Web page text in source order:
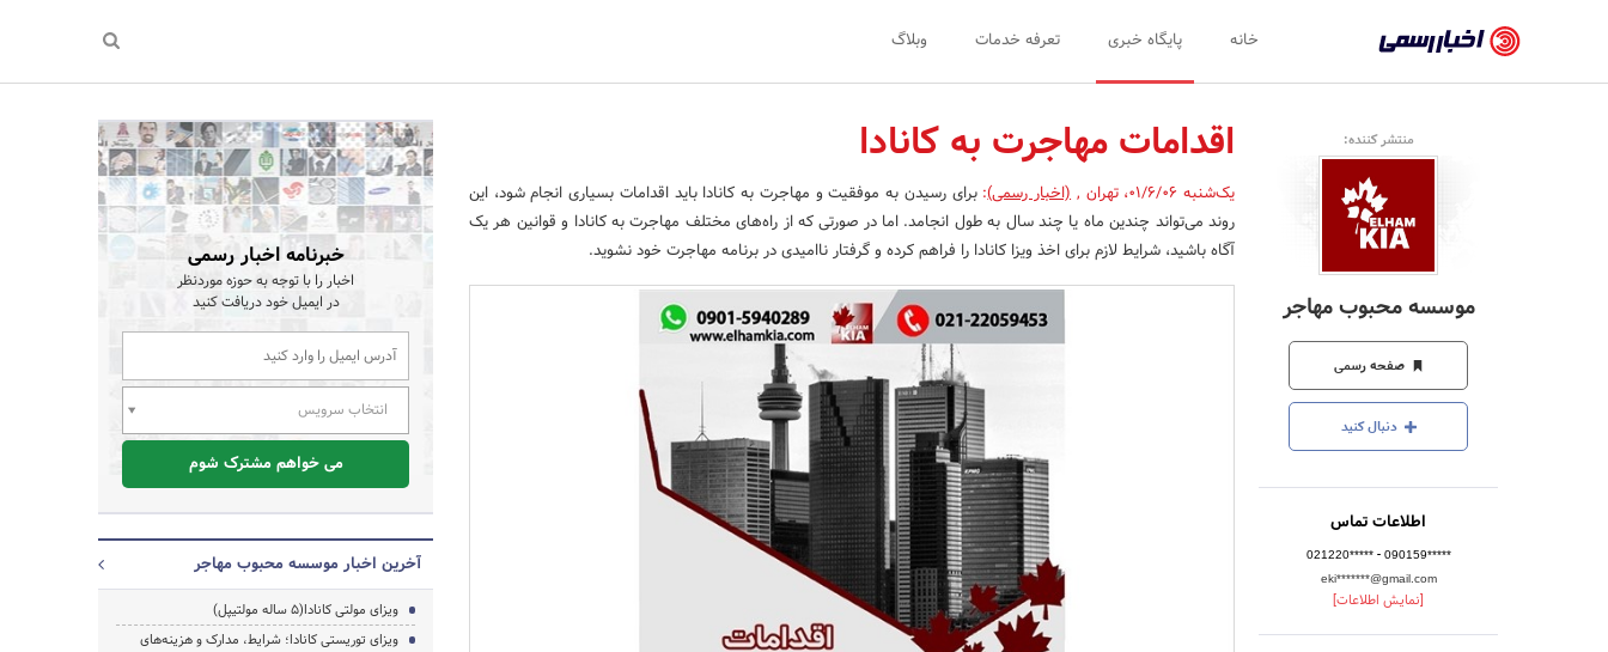
رسمی
-
اخبار
تایید
شده
شرکت‌ها،
سازمان‌ها
و
روابط
عمومی‌ها
خانه پایگاه خبری تعرفه خدمات وبلاگ
منتشر کننده:
موسسه محبوب مهاجر
صفحه رسمی
دنبال کنید
اطلاعات تماس
021220***** - 090159*****
eki*******@gmail.com
[نمایش اطلاعات]
اقدامات مهاجرت به کانادا
یک‌شنبه 01/6/06 ،تهران , (اخبار رسمی):برای رسیدن به موفقیت و مهاجرت به کانادا باید اقدامات بسیاری انجام شود، این
روند می­‌تواند چندین ماه یا چند سال به طول انجامد. اما در صورتی که از راه­‌های مختلف مهاجرت به کانادا و قوانین هر یک
آگاه باشید، شرایط لازم برای اخذ ویزا کانادا را فراهم کرده و گرفتار ناامیدی در برنامه مهاجرت خود نشوید.
خبرنامه اخبار رسمی
اخبار را با توجه به حوزه موردنظر
در ایمیل خود دریافت کنید
انتخاب سرویس
می خواهم مشترک شوم
آخرین اخبار موسسه محبوب مهاجر
ویزای مولتی کانادا(5 ساله مولتیپل)
ویزای توریستی کانادا؛ شرایط، مدارک و هزینه‌های